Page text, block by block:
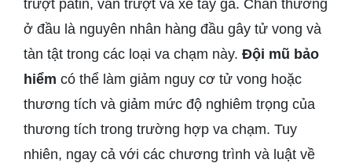
trượt patin, ván trượt và xe tay ga. Chấn thương
ở đầu là nguyên nhân hàng đầu gây tử vong và
tàn tật trong các loại va chạm này. Đội mũ bảo
hiểm có thể làm giảm nguy cơ tử vong hoặc
thương tích và giảm mức độ nghiêm trọng của
thương tích trong trường hợp va chạm. Tuy
nhiên, ngay cả với các chương trình và luật về